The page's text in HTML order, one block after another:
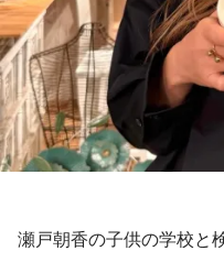
瀬戸朝香の子供の学校と